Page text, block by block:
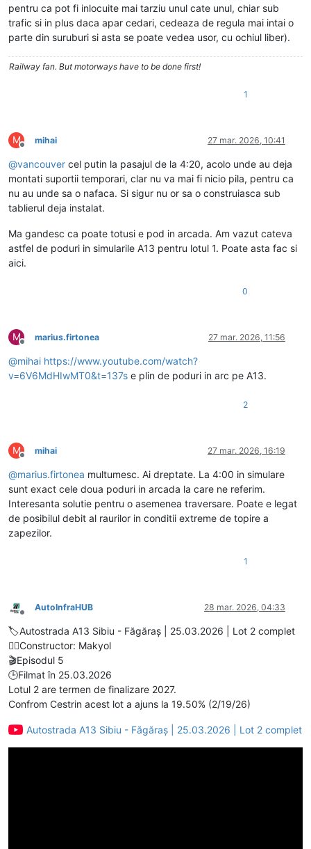
pentru ca pot fi inlocuite mai tarziu unul cate unul, chiar sub
trafic si in plus daca apar cedari, cedeaza de regula mai intai o
parte din suruburi si asta se poate vedea usor, cu ochiul liber).
Railway fan. But motorways have to be done first!
1
M
Deconectat
mihai 27 mar. 2026, 10:41
@vancouver cel putin la pasajul de la 4:20, acolo unde au deja
montati suportii temporari, clar nu va mai fi nicio pila, pentru ca
nu au unde sa o nafaca. Si sigur nu or sa o construiasca sub
tablierul deja instalat.
Ma gandesc ca poate totusi e pod in arcada. Am vazut cateva
astfel de poduri in simularile A13 pentru lotul 1. Poate asta fac si
aici.
0
M
Deconectat
marius.firtonea 27 mar. 2026, 11:56
@mihai https://www.youtube.com/watch?
v=6V6MdHIwMT0&t=137s e plin de poduri in arc pe A13.
2
M
Deconectat
mihai 27 mar. 2026, 16:19
@marius.firtonea multumesc. Ai dreptate. La 4:00 in simulare
sunt exact cele doua poduri in arcada la care ne referim.
Interesanta solutie pentru o asemenea traversare. Poate e legat
de posibilul debit al raurilor in conditii extreme de topire a
zapezilor.
1
Deconectat
AutoInfraHUB 28 mar. 2026, 04:33
🏷️Autostrada A13 Sibiu - Făgăraș | 25.03.2026 | Lot 2 complet
👷‍♂️Constructor: Makyol
🎬Episodul 5
🕒Filmat în 25.03.2026
Lotul 2 are termen de finalizare 2027.
Confrom Cestrin acest lot a ajuns la 19.50% (2/19/26)
Autostrada A13 Sibiu - Făgăraș | 25.03.2026 | Lot 2 complet